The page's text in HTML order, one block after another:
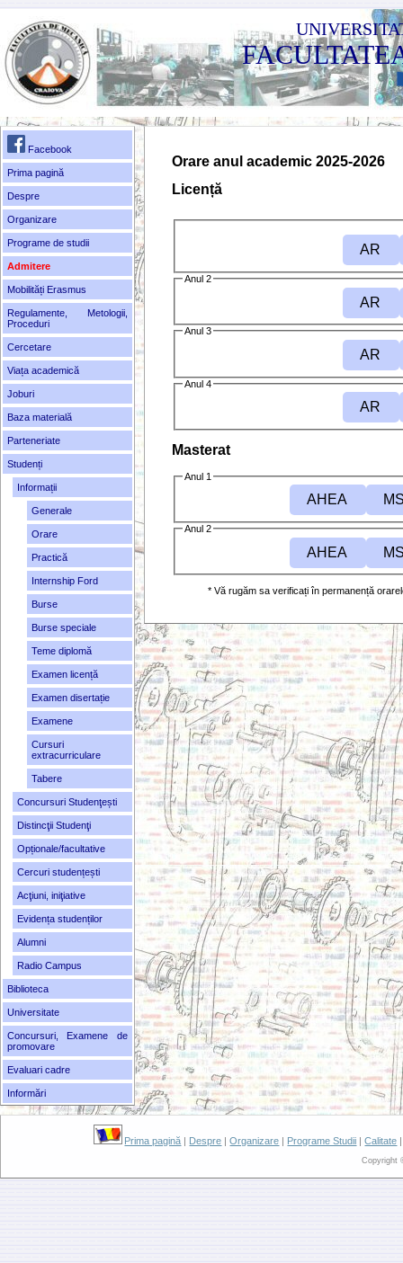
Facebook
Prima pagină
Despre
Organizare
Programe de studii
Admitere
Mobilități Erasmus
Regulamente, Metologii,
Proceduri
Cercetare
Viața academică
Joburi
Baza materială
Parteneriate
Studenți
Informații
Generale
Orare
Practică
Internship Ford
Burse
Burse speciale
Teme diplomă
Examen licență
Examen disertație
Examene
Cursuri
extracurriculare
Tabere
Concursuri Studenţești
Distincţii Studenţi
Opționale/facultative
Cercuri studențești
Acţiuni, iniţiative
Evidența studenților
Alumni
Radio Campus
Biblioteca
Universitate
Concursuri, Examene de
promovare
Evaluari cadre
Informări
Orare anul academic 2025-2026
Licență
AR
Anul 2
AR
Anul 3
AR
Anul 4
AR
Masterat
Anul 1
AHEA
Anul 2
AHEA
* Vă rugăm sa verificați în permanență
Prima pagină | Despre |Organizare | Programe Studii |Calitate
Copyright